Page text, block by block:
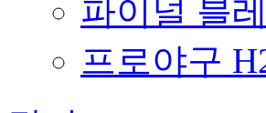
파이널 블
프로야구